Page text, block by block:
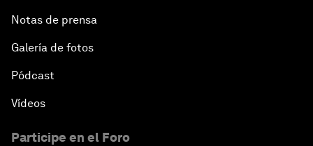
Notas de prensa
Galería de fotos
Pódcast
Vídeos
Participe en el Foro